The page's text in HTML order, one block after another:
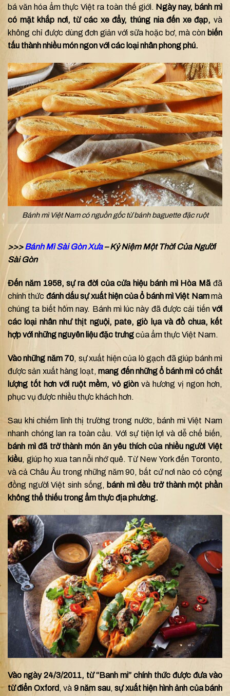
bá văn hóa ẩm thực Việt ra toàn thế giới. Ngày nay, bánh mì
có mặt khắp nơi, từ các xe đẩy, thúng nia đến xe đạp, và
không chỉ được dùng đơn giản với sữa hoặc bơ, mà còn biến
tấu thành nhiều món ngon với các loại nhân phong phú.
Bánh mì Việt Nam có nguồn gốc từ bánh baguette đặc ruột
>>>Bánh Mì Sài Gòn Xưa– Kỷ Niệm Một Thời Của Người
Sài Gòn
Đến năm 1958, sự ra đời của cửa hiệu bánh mì Hòa Mãđã
chính thức đánh dấu sự xuất hiện của ổ bánh mì Việt Nammà
chúng ta biết hôm nay. Bánh mì lúc này đã được cải tiến với
các loại nhân như thịt nguội, pate, giò lụa và đồ chua, kết
hợp với những nguyên liệu đặc trưngcủa ẩm thực Việt Nam.
Vào những năm 70, sự xuất hiện của lò gạch đã giúp bánh mì
được sản xuất hàng loạt,mang đến những ổ bánh mì có chất
lượng tốt hơn với ruột mềm, vỏ giòn và hương vị ngon hơn,
phục vụ được nhiều thực khách hơn.
Sau khi chiếm lĩnh thị trường trong nước, bánh mì Việt Nam
nhanh chóng lan ra toàn cầu. Với sự tiện lợi và dễ chế biến,
bánh mì đã trở thành món ăn yêu thích của nhiều người Việt
kiều, giúp họ xua tan nỗi nhớ quê. Từ New York đến Toronto,
và cả Châu Âu trong những năm 90, bất cứ nơi nào có cộng
đồng người Việt sinh sống, bánh mì đều trở thành một phần
không thể thiếu trong ẩm thực địa phương.
Vào ngày 24/3/2011, từ “Banh mi” chính thức được đưa vào
từ điển Oxford , và 9 năm sau,sự xuất hiện hình ảnh của bánh